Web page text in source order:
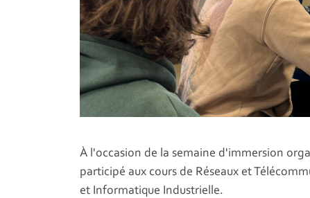
À l'occasion de la semaine d'immersion
participé aux cours de Réseaux et
et Informatique Industrielle.